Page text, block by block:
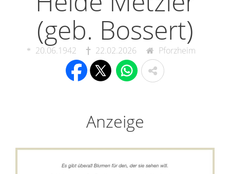
(geb. Bossert)
20.06.1942 22.02.2026 Pforzheim
Anzeige